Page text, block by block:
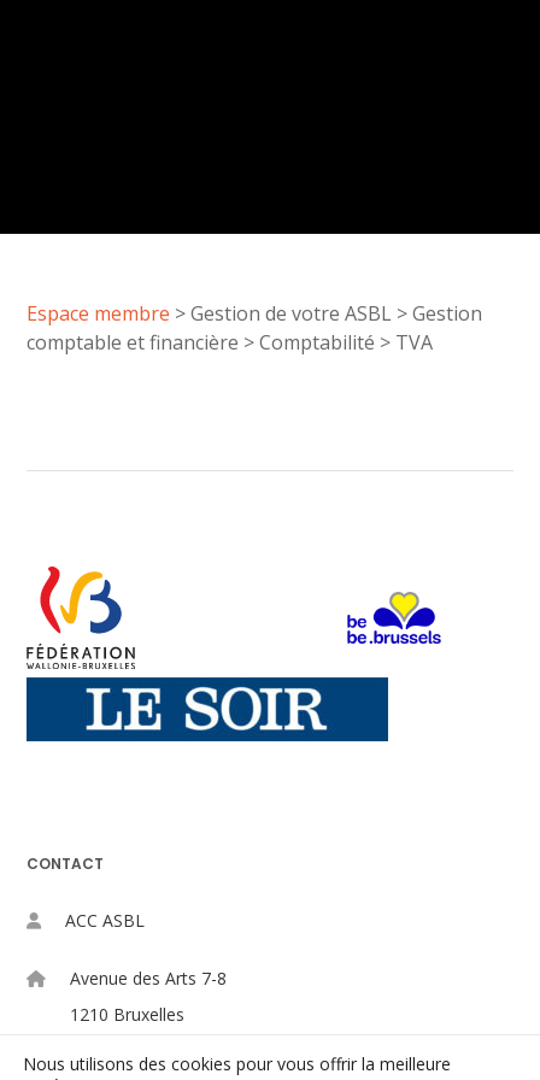
Espace membre >Gestion de votre ASBL >Gestion
comptable et financière >Comptabilité > TVA
CONTACT
ACC ASBL
Avenue des Arts 7-8
1210 Bruxelles
+32-(0)2/223.09.98
Nous utilisons des cookies pour vous offrir la meilleure